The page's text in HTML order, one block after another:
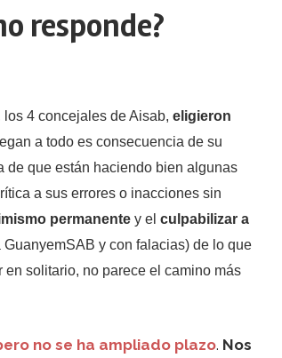
responde?
4 concejales de Aisab, eligieron
a todo es consecuencia de su
de que están haciendo bien algunas
a sus errores o inacciones sin
permanentey el culpabilizar a
y con falacias) de lo que
en solitario, no parece el camino más
no se ha ampliado plazo. Nos